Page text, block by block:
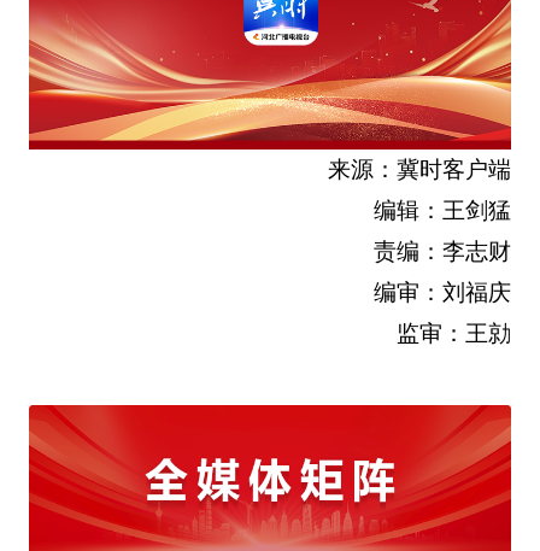
来源：冀时客户端
编辑：王剑猛
责编：李志财
编审：刘福庆
监审：王勍